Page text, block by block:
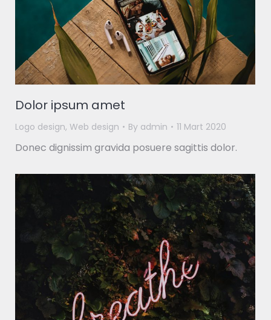
Dolor ipsum amet
Logo design, Web design By admin 11 Mart 2020
Donec dignissim gravida posuere sagittis dolor.